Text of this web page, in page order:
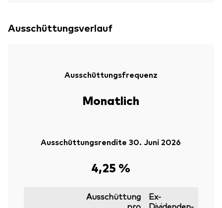
Ausschüttungsverlauf
Ausschüttungsfrequenz
Monatlich
Ausschüttungsrendite 30. Juni 2026
4,25 %
Ausschüttung
Ex-